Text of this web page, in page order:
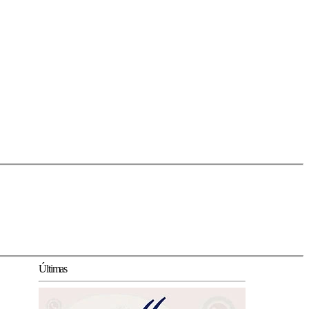
Últimas